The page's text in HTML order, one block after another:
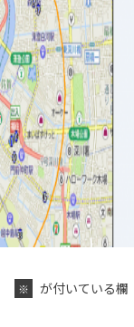
※
が付いている欄